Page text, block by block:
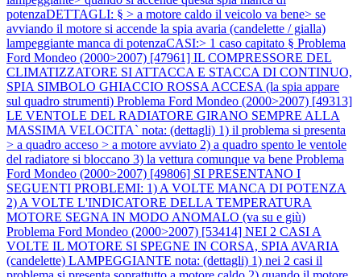
potenzaDETTAGLI: § > a motore caldo il veicolo va bene> se
avviando il motore si accende la spia avaria (candelette / gialla)
lampeggiante manca di potenzaCASI:> 1 caso capitato § Problema
Ford Mondeo (2000>2007) [47961] IL COMPRESSORE DEL
CLIMATIZZATORE SI ATTACCA E STACCA DI CONTINUO,
SPIA SIMBOLO GHIACCIO ROSSA ACCESA (la spia appare
sul quadro strumenti) Problema Ford Mondeo (2000>2007) [49313]
LE VENTOLE DEL RADIATORE GIRANO SEMPRE ALLA
MASSIMA VELOCITA` nota: (dettagli) 1) il problema si presenta
> a quadro acceso > a motore avviato 2) a quadro spento le ventole
del radiatore si bloccano 3) la vettura comunque va bene Problema
Ford Mondeo (2000>2007) [49806] SI PRESENTANO I
SEGUENTI PROBLEMI: 1) A VOLTE MANCA DI POTENZA
2) A VOLTE L'INDICATORE DELLA TEMPERATURA
MOTORE SEGNA IN MODO ANOMALO (va su e giù)
Problema Ford Mondeo (2000>2007) [53414] NEI 2 CASI A
VOLTE IL MOTORE SI SPEGNE IN CORSA, SPIA AVARIA
(candelette) LAMPEGGIANTE nota: (dettagli) 1) nei 2 casi il